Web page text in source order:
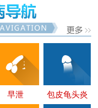
早泄 包皮龟头炎